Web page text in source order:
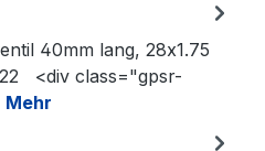
40mm lang, 28x1.75
<div class="gpsr-
Mehr